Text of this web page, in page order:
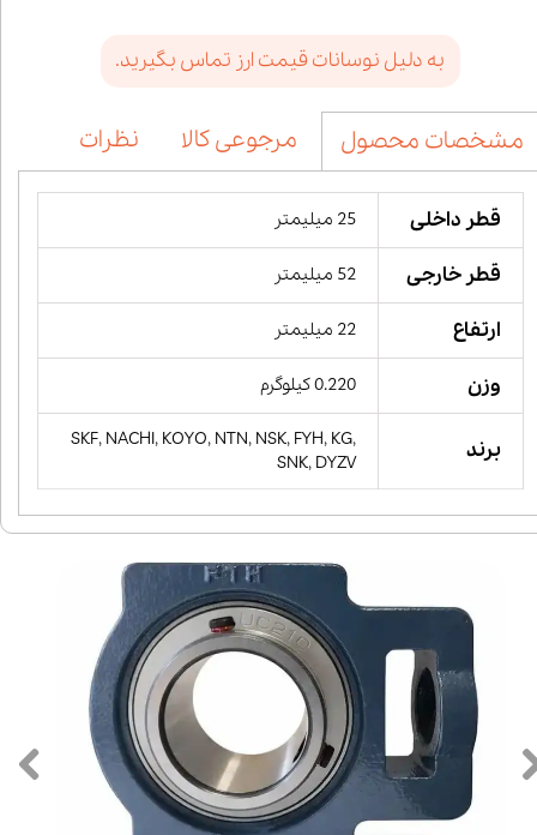
به دلیل نوسانات قیمت ارز تماس بگیرید.
مشخصات محصول مرجوعی کالا نظرات
قطر داخلی 25 میلیمتر
قطر خارجی 52 میلیمتر
ارتفاع 22 میلیمتر
وزن 0.220 کیلوگرم
برند
SKF, NACHI, KOYO, NTN, NSK, FYH, KG,
SNK, DYZV